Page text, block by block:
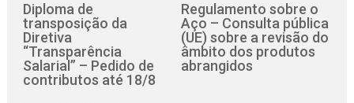
Diploma de
transposição da
Diretiva
“Transparência
Salarial” – Pedido de
contributos até 18/8
Regulamento sobre o
Aço – Consulta pública
(UE) sobre a revisão do
âmbito dos produtos
abrangidos